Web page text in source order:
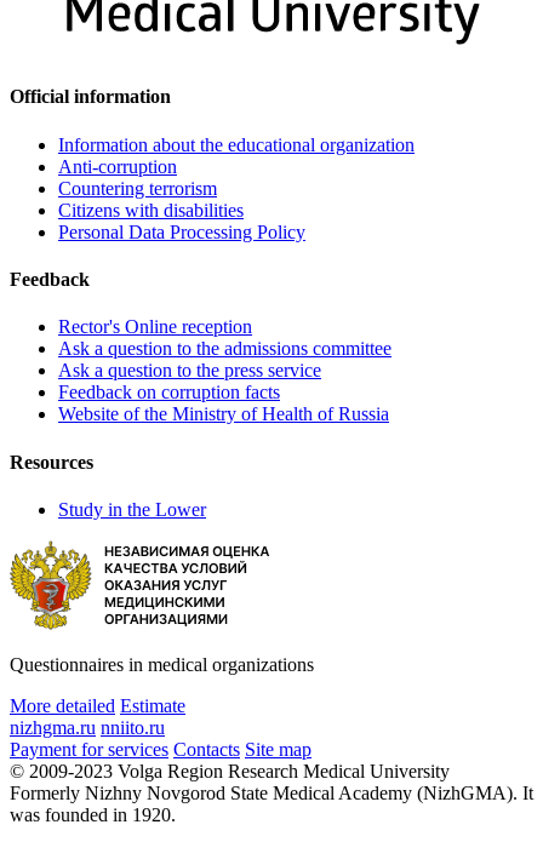
Official information
Information about the educational organization
Anti-corruption
Countering terrorism
Citizens with disabilities
Personal Data Processing Policy
Feedback
Rector's Online reception
Ask a question to the admissions committee
Ask a question to the press service
Feedback on corruption facts
Website of the Ministry of Health of Russia
Resources
Study in the Lower
Questionnaires in medical organizations
More detailed Estimate
nizhgma.ru nniito.ru
Payment for services Contacts Site map
© 2009-2023 Volga Region Research Medical University
Formerly Nizhny Novgorod State Medical Academy (NizhGMA). It
was founded in 1920.